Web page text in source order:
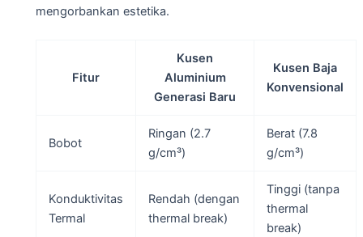
mengorbankan estetika.
Fitur
Kusen
Aluminium
Generasi Baru
Kusen Baja
Konvensional
Bobot
Ringan (2.7
g/cm³)
Berat (7.8
g/cm³)
Konduktivitas
Termal
Rendah (dengan
thermal break)
Tinggi (tanpa
thermal
break)